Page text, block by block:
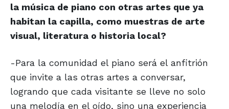
la música de piano con otras artes que ya
habitan la capilla, como muestras de arte
visual, literatura o historia local?
-Para la comunidad el piano será el anfitrión
que invite a las otras artes a conversar,
logrando que cada visitante se lleve no solo
una melodía en el oído, sino una experiencia